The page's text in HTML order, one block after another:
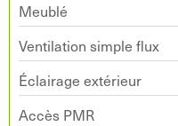
Meublé
Ventilation simple flux
Éclairage extérieur
Accès PMR